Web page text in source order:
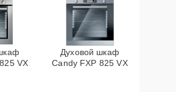
VX
Духовой шкаф
Candy FXP 825 VX